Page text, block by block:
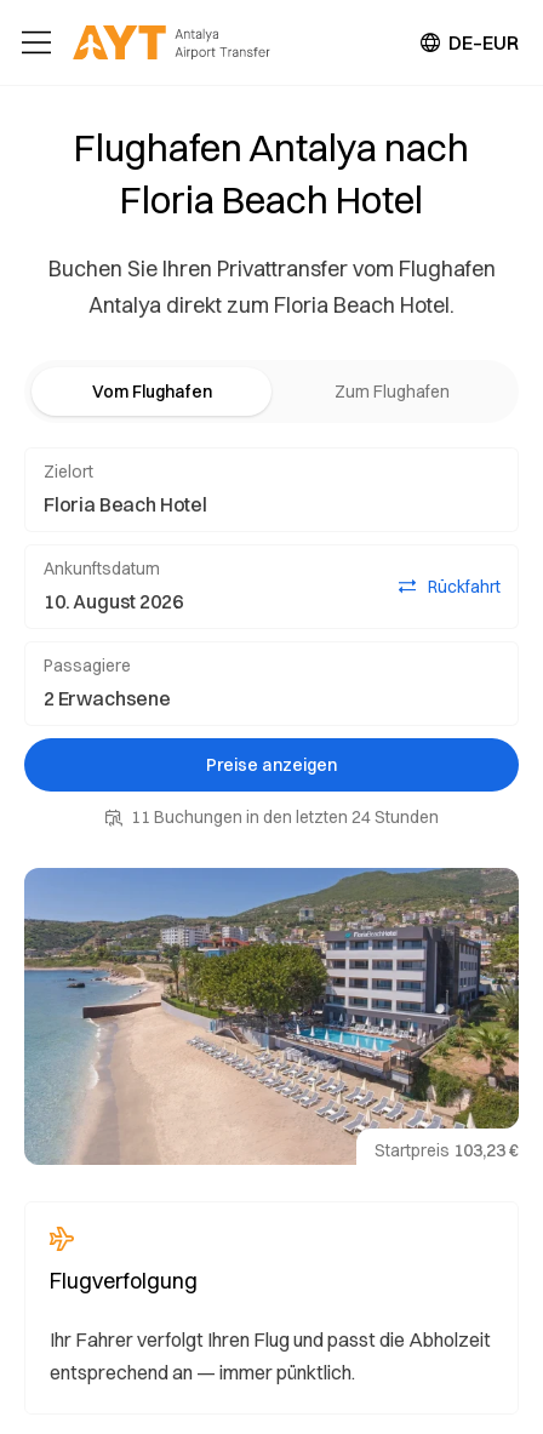
DE–EUR
Flughafen Antalya nach
Floria Beach Hotel
Buchen Sie Ihren Privattransfer vom Flughafen
Antalya direkt zum Floria Beach Hotel.
Startpreis 103,23 €
Vom Flughafen Zum Flughafen
Zielort
Ankunftsdatum
Rückfahrt
Passagiere
Preise anzeigen
11 Buchungen in den letzten 24 Stunden
Flugverfolgung
Ihr Fahrer verfolgt Ihren Flug und passt die Abholzeit
entsprechend an — immer pünktlich.